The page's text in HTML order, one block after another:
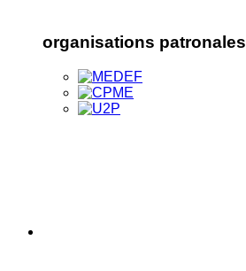
organisations patronales